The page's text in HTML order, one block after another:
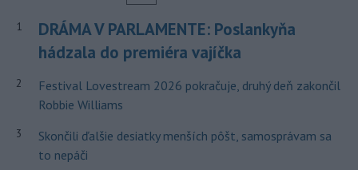
1
DRÁMA V PARLAMENTE: Poslankyňa
hádzala do premiéra vajíčka
2
Festival Lovestream 2026 pokračuje, druhý deň zakončil
Robbie Williams
3
Skončili ďalšie desiatky menších pôšt, samosprávam sa
to nepáči